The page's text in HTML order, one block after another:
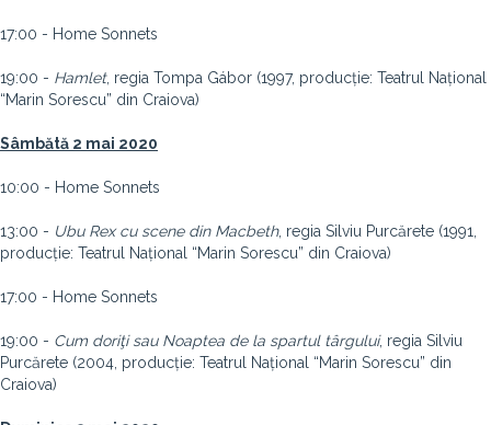
17:00 - Home Sonnets
19:00 - Hamlet, regia Tompa Gábor (1997, producție: Teatrul Național
“Marin Sorescu” din Craiova)
Sâmbătă 2 mai 2020
10:00 - Home Sonnets
13:00 - Ubu Rex cu scene din Macbeth, regia Silviu Purcărete (1991,
producție: Teatrul Național “Marin Sorescu” din Craiova)
17:00 - Home Sonnets
19:00 - Cum doriţi sau Noaptea de la spartul târgului, regia Silviu
Purcărete (2004, producție: Teatrul Național “Marin Sorescu” din
Craiova)